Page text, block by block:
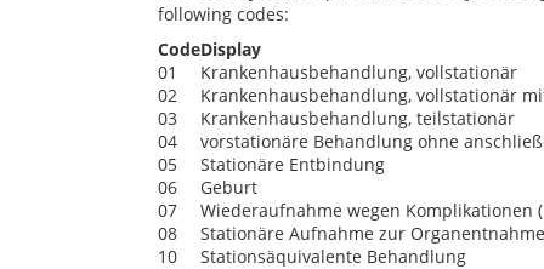
following codes:
CodeDisplay
01
Krankenhausbehandlung, vollstationär
02
Krankenhausbehandlung, vollstationär
03
Krankenhausbehandlung, teilstationär
04
vorstationäre Behandlung ohne
05
Stationäre Entbindung
06
Geburt
07
Wiederaufnahme wegen Komplikationen
08
Stationäre Aufnahme zur Organentnahme
10
Stationsäquivalente Behandlung